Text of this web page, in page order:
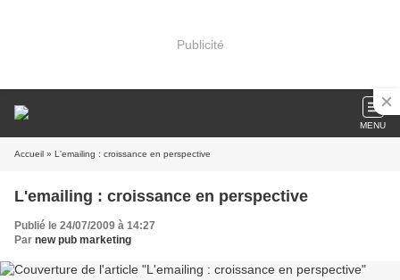
Publicité
MENU
Accueil » L'emailing : croissance en perspective
L'emailing : croissance en perspective
Publié le 24/07/2009 à 14:27
Par new pub marketing